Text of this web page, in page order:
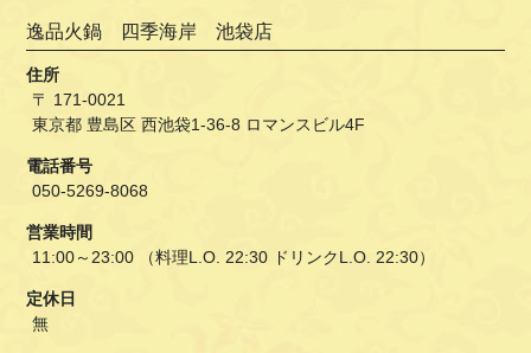
逸品火鍋 四季海岸 池袋店
住所
〒 171-0021
東京都 豊島区 西池袋1-36-8 ロマンスビル4F
電話番号
050-5269-8068
営業時間
11:00～23:00 （料理L.O. 22:30 ドリンクL.O. 22:30）
定休日
無